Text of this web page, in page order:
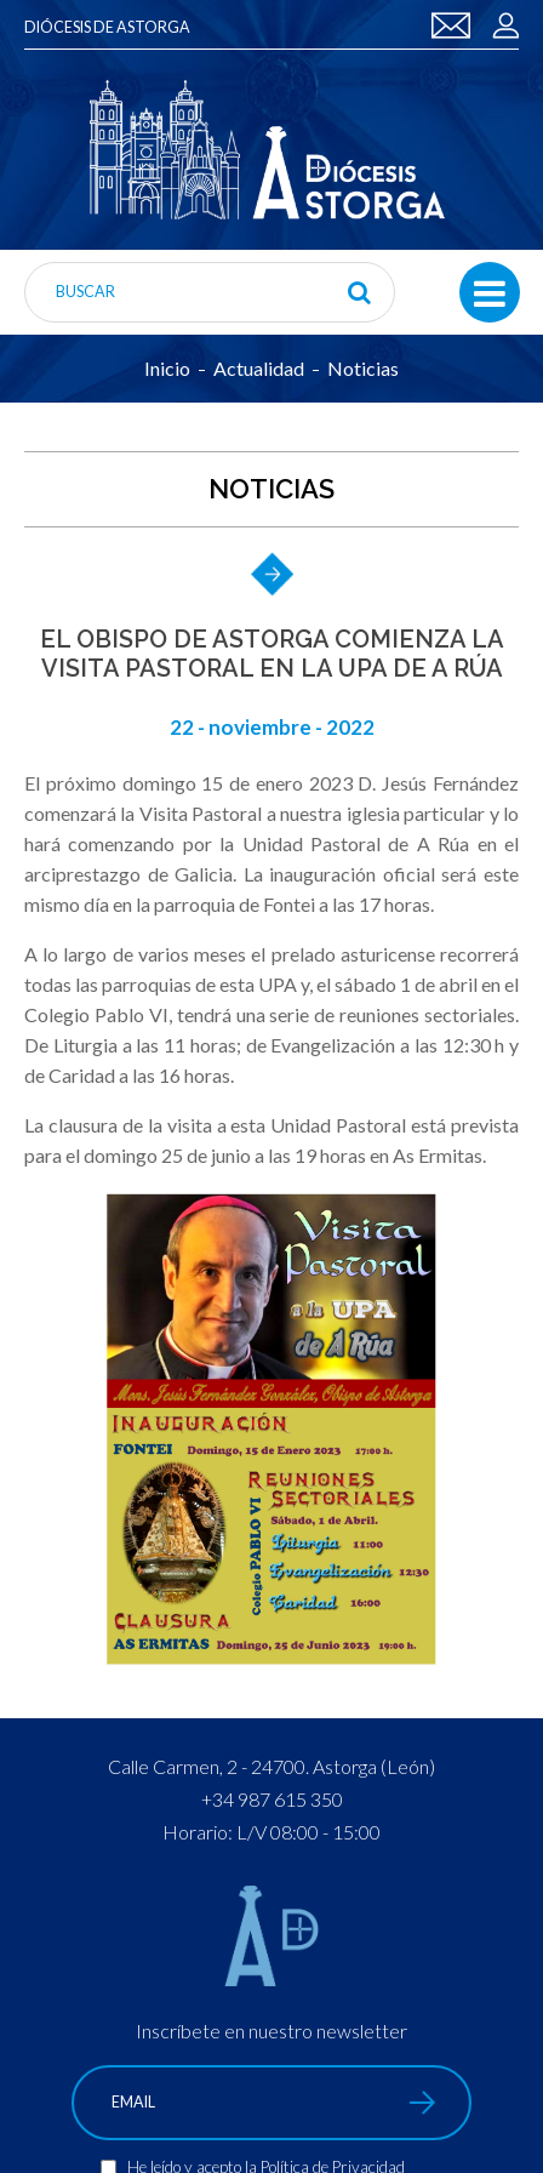
DIÓCESIS DE ASTORGA
Inicio Actualidad Noticias
NOTICIAS
EL OBISPO DE ASTORGA COMIENZA LA
VISITA PASTORAL EN LA UPA DE A RÚA
22 - noviembre - 2022
El próximo domingo 15 de enero 2023 D. Jesús Fernández
comenzará la Visita Pastoral a nuestra iglesia particular y lo
hará comenzando por la Unidad Pastoral de A Rúa en el
arciprestazgo de Galicia. La inauguración oficial será este
mismo día en la parroquia de Fontei a las 17 horas.
A lo largo de varios meses el prelado asturicense recorrerá
todas las parroquias de esta UPA y, el sábado 1 de abril en el
Colegio Pablo VI, tendrá una serie de reuniones sectoriales.
De Liturgia a las 11 horas; de Evangelización a las 12:30 h y
de Caridad a las 16 horas.
La clausura de la visita a esta Unidad Pastoral está prevista
para el domingo 25 de junio a las 19 horas en As Ermitas.
Calle Carmen, 2 - 24700. Astorga (León)
+34 987 615 350
Horario: L/V 08:00 - 15:00
Inscríbete en nuestro newsletter
He leído y acepto la Política de Privacidad